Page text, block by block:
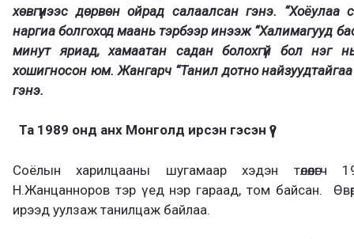
хөвгүүнээс дөрвөн ойрад салаалсан гэнэ.
наргиа болгоход маань тэрбээр инээж “Халимагууд
минут яриад, хамаатан садан болохгүй бол нэг
хошигносон юм. Жангарч “Танил дотно
гэнэ.
Та 1989 онд анх Монголд ирсэн гэсэн үү?
Соёлын харилцааны шугамаар хэдэн
Н.Жанцанноров тэр үед нэр гараад, том байсан.
ирээд уулзаж танилцаж байлаа.